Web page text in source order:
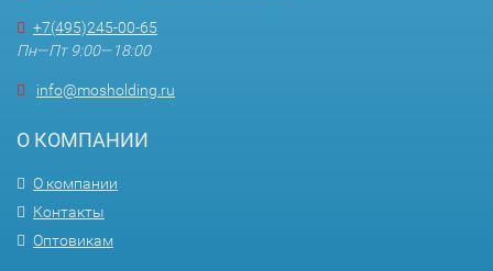
+7(495)245-00-65
Пн—Пт 9:00—18:00
info@mosholding.ru
О КОМПАНИИ
О компании
Контакты
Оптовикам